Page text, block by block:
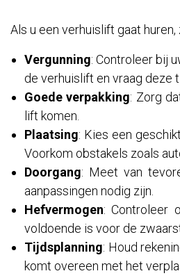
Als u een verhuislift gaat
Vergunning: Controleer bij
de verhuislift en vraag deze
Goede verpakking: Zorg
lift komen.
Plaatsing: Kies een
Voorkom obstakels zoals
Doorgang: Meet van
aanpassingen nodig zijn.
Hefvermogen: Controleer
voldoende is voor de
Tijdsplanning: Houd
komt overeen met het